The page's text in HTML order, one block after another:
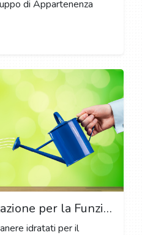
di Appartenenza
I Benefici dell'Idratazione per la Funzione Cerebrale e la Concentrazione nella Vita Studentesca
idratati per il